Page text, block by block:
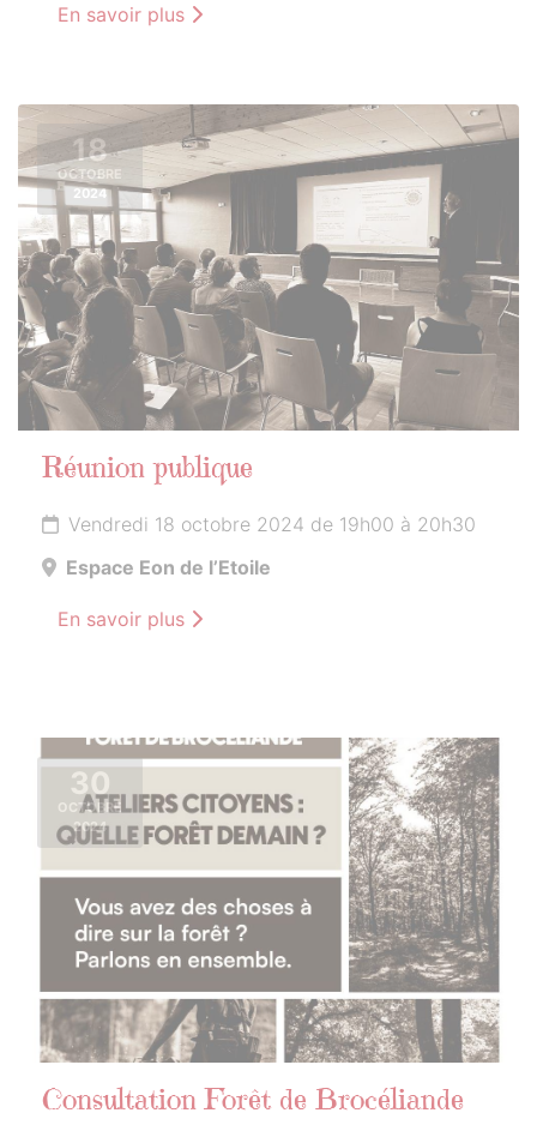
En savoir plus
18
OCTOBRE
2024
Réunion publique
Vendredi 18 octobre 2024 de 19h00 à 20h30
Espace Eon de l’Etoile
En savoir plus
30
OCTOBRE
2024
Consultation Forêt de Brocéliande